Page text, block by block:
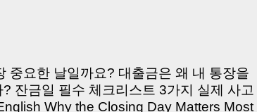
요한 날일까요? 대출금은 왜 내 통장을
잔금일 필수 체크리스트 3가지 실제 사고
Why the Closing Day Matters Most